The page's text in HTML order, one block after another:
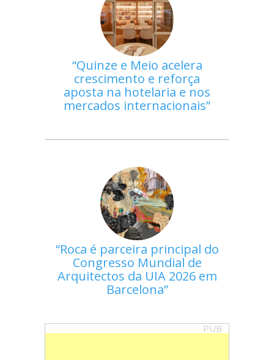
Quinze e Meio acelera
crescimento e reforça
aposta na hotelaria e nos
mercados internacionais
Roca é parceira principal do
Congresso Mundial de
Arquitectos da UIA 2026 em
Barcelona
PUB